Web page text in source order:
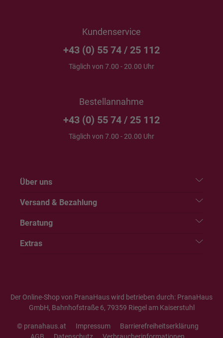
Kundenservice
+43 (0) 55 74 / 25 112
Täglich von 7.00 - 20.00 Uhr
Bestellannahme
+43 (0) 55 74 / 25 112
Täglich von 7.00 - 20.00 Uhr
Über uns
Versand & Bezahlung
Beratung
Extras
Der Online-Shop von PranaHaus wird betrieben durch: PranaHaus
GmbH, Bahnhofstraße 6, 79359 Riegel am Kaiserstuhl
© pranahaus.at Impressum
Barrierefreiheitserklärung